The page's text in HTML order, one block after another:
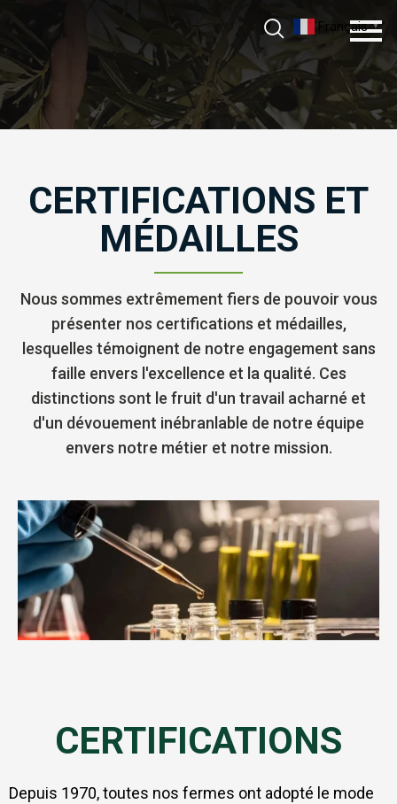
contenu
CERTIFICATIONS ET
MÉDAILLES
Nous sommes extrêmement fiers de pouvoir vous
présenter nos certifications et médailles,
lesquelles témoignent de notre engagement sans
faille envers l'excellence et la qualité. Ces
distinctions sont le fruit d'un travail acharné et
d'un dévouement inébranlable de notre équipe
envers notre métier et notre mission.
CERTIFICATIONS
Depuis 1970, toutes nos fermes ont adopté le mode
Français ▼